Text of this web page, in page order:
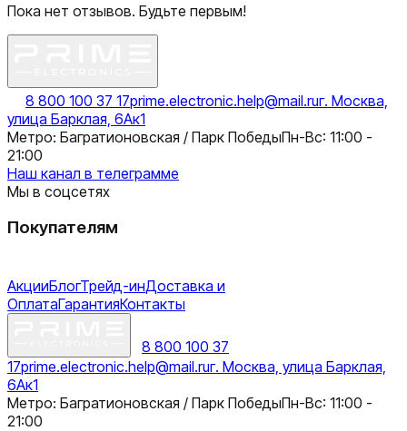
Пока нет отзывов. Будьте первым!
8 800 100 37 17prime.electronic.help@mail.ruг. Москва,
улица Барклая, 6Ак1
Метро: Багратионовская / Парк ПобедыПн-Вс: 11:00 -
21:00
Наш канал в телеграмме
Мы в соцсетях
Покупателям
АкцииБлогТрейд-инДоставка и
ОплатаГарантияКонтакты
8 800 100 37
17prime.electronic.help@mail.ruг. Москва, улица Барклая,
6Ак1
Метро: Багратионовская / Парк ПобедыПн-Вс: 11:00 -
21:00